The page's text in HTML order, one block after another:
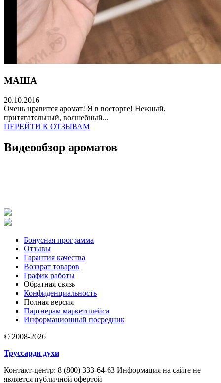
МАША
20.10.2016
Очень нравится аромат! Я в восторге! Нежный,
притягательный, волшебный...
ПЕРЕЙТИ К ОТЗЫВАМ
Видеообзор ароматов
Бонусная программа
Отзывы
Гарантия качества
Возврат товаров
График работы
Обратная связь
Конфиденциальность
Полная версия
Партнерам маркетплейса
Информационный посредник
© 2008-2026
Труссарди духи
Контакт-центр: 8 (800) 333-64-63 Информация на сайте не
является публичной офертой